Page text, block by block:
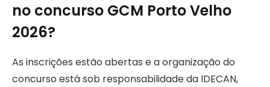
no concurso GCM Porto Velho
2026?
As inscrições estão abertas e a organização do
concurso está sob responsabilidade da IDECAN,